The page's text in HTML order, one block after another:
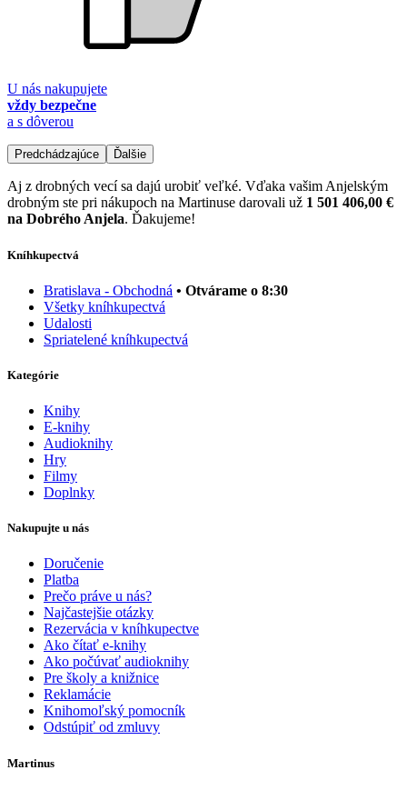
U nás nakupujete
vždy bezpečne
a s dôverou
Predchádzajúce Ďalšie
Aj z drobných vecí sa dajú urobiť veľké. Vďaka vašim Anjelským
drobným ste pri nákupoch na Martinuse darovali už 1 501 406,00 €
na Dobrého Anjela. Ďakujeme!
Kníhkupectvá
Bratislava - Obchodná • Otvárame o 8:30
Všetky kníhkupectvá
Udalosti
Spriatelené kníhkupectvá
Kategórie
Knihy
E-knihy
Audioknihy
Hry
Filmy
Doplnky
Nakupujte u nás
Doručenie
Platba
Prečo práve u nás?
Najčastejšie otázky
Rezervácia v kníhkupectve
Ako čítať e-knihy
Ako počúvať audioknihy
Pre školy a knižnice
Reklamácie
Knihomoľský pomocník
Odstúpiť od zmluvy
Martinus